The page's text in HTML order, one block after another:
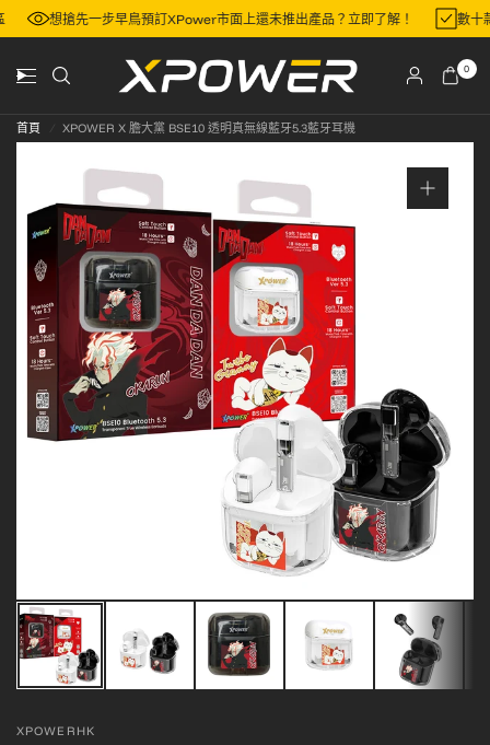
地區 想搶先一步早鳥預訂XPower市面上還未推出產品？立即了解！
0
首頁 XPOWER X 膽大黨 BSE10 透明真無線藍牙5.3藍牙耳機
XPOWERHK